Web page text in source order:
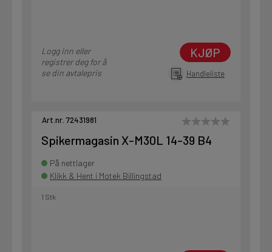
Logg inn eller
registrer deg for å
se din avtalepris
KJØP
Handleliste
Art.nr. 72431981
Spikermagasin X-M30L 14-39 B4
På nettlager
Klikk & Hent i Motek Billingstad
1 Stk